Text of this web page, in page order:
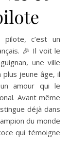
pilote, c’est un
🎉 Il voit le
une ville
plus jeune âge, il
amour qui le
Avant même
déjà dans
du monde
qui témoigne